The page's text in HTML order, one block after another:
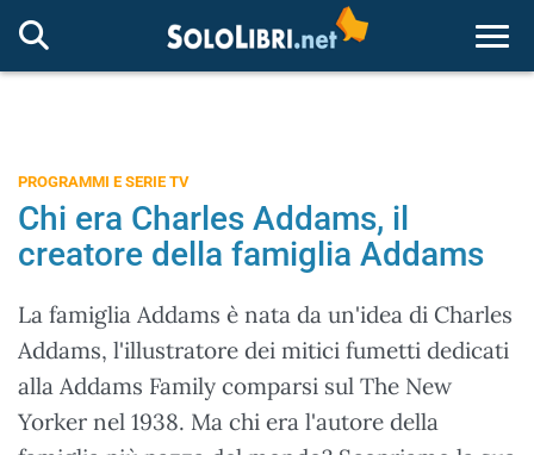
PROGRAMMI E SERIE TV
Chi era Charles Addams, il
creatore della famiglia Addams
La famiglia Addams è nata da un'idea di Charles
Addams, l'illustratore dei mitici fumetti dedicati
alla Addams Family comparsi sul The New
Yorker nel 1938. Ma chi era l'autore della